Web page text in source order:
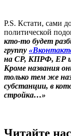
P.S. Кстати, сами
политической
кто-то будет
группу
на СР, КПРФ, ЕР и
Кроме названия
только тем же
субстанции, в
стройка…»
Читайте